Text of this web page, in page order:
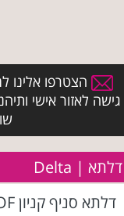
הצטרפו אלינו
גישה לאזור אישי
דלתא | Delta
דלתא סניף קניון BIG FASHION DANILOF טבריה